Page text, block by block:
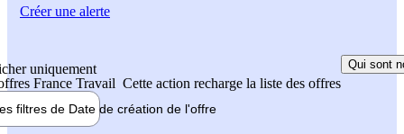
uniquement
France Travail Cette action recharge la liste des offres
Qui sont
filtres de Date de création de l'offre
Créer une alerte